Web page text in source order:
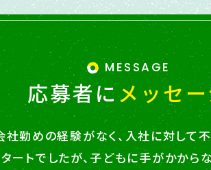
MESSAGE
応募者にメッセ
勤めの経験がなく、入社に対して不
ートでしたが、子どもに手がかから